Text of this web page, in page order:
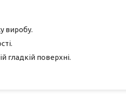
виробу.
гладкій поверхні.